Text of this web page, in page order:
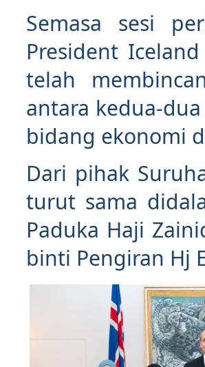
Semasa sesi
President
telah
antara kedua-
bidang ekonomi
Dari pihak
turut sama
Paduka Haji
binti Pengiran Hj